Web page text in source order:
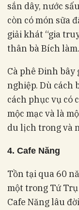
sắn dây, nước
còn có món sữa
giải khát “gia
thân bà Bích làm.
Cà phê Đinh bây
nghiệp. Dù cách
cách phục vụ có
mộc mạc và là
du lịch trong và
4. Cafe Năng
Tồn tại qua 60
một trong Tứ Trụ
Cafe Năng lâu